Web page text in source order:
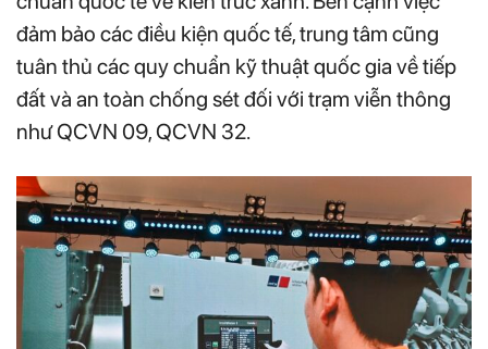
đảm bảo các điều kiện quốc tế, trung tâm cũng
tuân thủ các quy chuẩn kỹ thuật quốc gia về tiếp
đất và an toàn chống sét đối với trạm viễn thông
như QCVN 09, QCVN 32.